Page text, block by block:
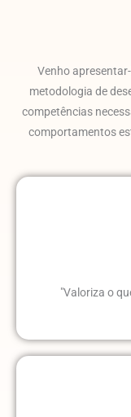
Venho
metodologia de
competências
comportamentos
"Valoriza o